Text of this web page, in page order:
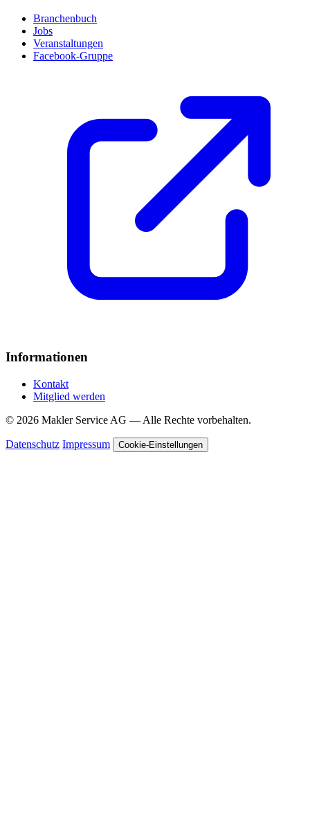
Branchenbuch
Jobs
Veranstaltungen
Facebook-Gruppe
Informationen
Kontakt
Mitglied werden
© 2026 Makler Service AG — Alle Rechte vorbehalten.
Datenschutz Impressum Cookie-Einstellungen